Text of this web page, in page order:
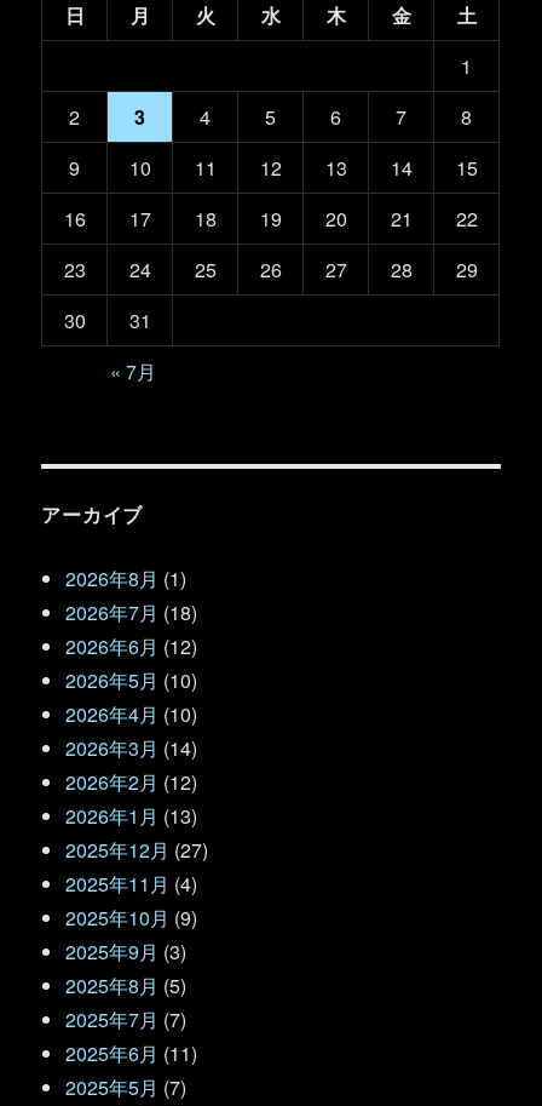
日 月 火 水 木 金
土
1
2
3 4 5 6 7
8
9
10 11 12 13 14
15
16
17 18 19 20 21
22
23
24 25 26 27 28
29
30
31
« 7月
アーカイブ
2026年8月 (1)
2026年7月 (18)
2026年6月 (12)
2026年5月 (10)
2026年4月 (10)
2026年3月 (14)
2026年2月 (12)
2026年1月 (13)
2025年12月 (27)
2025年11月 (4)
2025年10月 (9)
2025年9月 (3)
2025年8月 (5)
2025年7月 (7)
2025年6月 (11)
2025年5月 (7)